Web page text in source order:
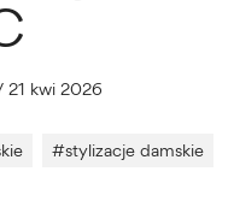
21 kwi 2026
#stylizacje damskie